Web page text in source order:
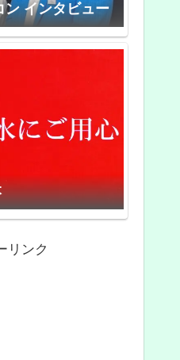
ン インタビュー
リンク